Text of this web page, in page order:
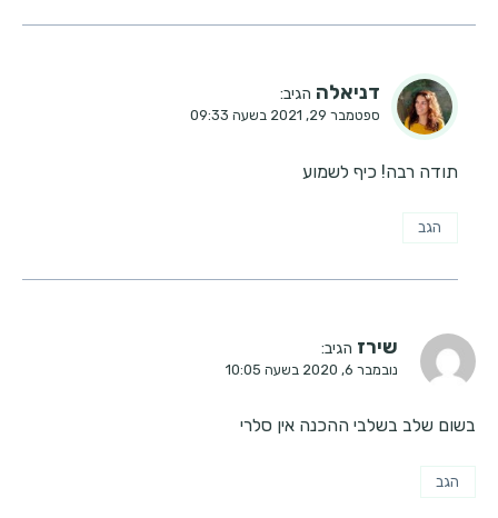
דניאלה הגיב:
ספטמבר 29, 2021 בשעה 09:33
תודה רבה! כיף לשמוע
הגב
שירז הגיב:
נובמבר 6, 2020 בשעה 10:05
בשום שלב בשלבי ההכנה אין סלרי
הגב